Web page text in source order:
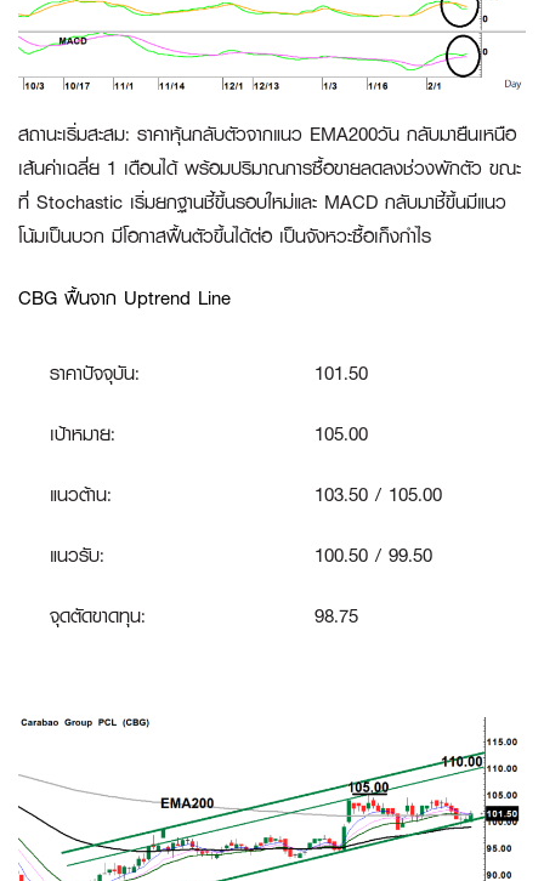
สถานะเริ่มสะสม: ราคาหุ้นกลับตัวจากแนว EMA200วัน กลับมายืนเหนือ
เส้นค่าเฉลี่ย 1 เดือนได้ พร้อมปริมาณการซื้อขายลดลงช่วงพักตัว ขณะ
ที่ Stochastic เริ่มยกฐานชี้ขึ้นรอบใหม่และ MACD กลับมาชี้ขึ้นมีแนว
โน้มเป็นบวก มีโอกาสฟื้นตัวขึ้นได้ต่อ เป็นจังหวะซื้อเก็งกำไร
CBG ฟื้นจาก Uptrend Line
ราคาปัจจุบัน:
101.50
เป้าหมาย:
105.00
แนวต้าน:
103.50 / 105.00
แนวรับ:
100.50 / 99.50
จุดตัดขาดทุน:
98.75